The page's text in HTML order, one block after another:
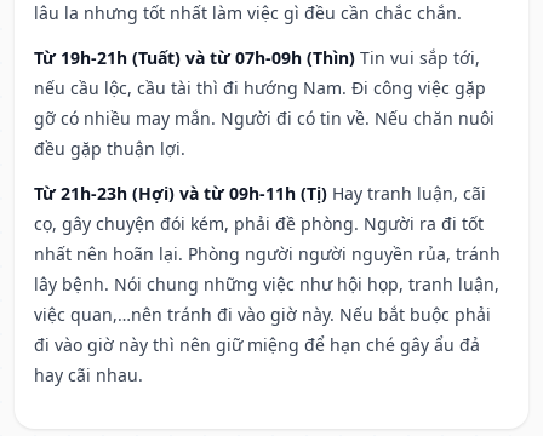
lâu la nhưng tốt nhất làm việc gì đều cần chắc chắn.
Từ 19h-21h (Tuất) và từ 07h-09h (Thìn) Tin vui sắp tới,
nếu cầu lộc, cầu tài thì đi hướng Nam. Đi công việc gặp
gỡ có nhiều may mắn. Người đi có tin về. Nếu chăn nuôi
đều gặp thuận lợi.
Từ 21h-23h (Hợi) và từ 09h-11h (Tị) Hay tranh luận, cãi
cọ, gây chuyện đói kém, phải đề phòng. Người ra đi tốt
nhất nên hoãn lại. Phòng người người nguyền rủa, tránh
lây bệnh. Nói chung những việc như hội họp, tranh luận,
việc quan,…nên tránh đi vào giờ này. Nếu bắt buộc phải
đi vào giờ này thì nên giữ miệng để hạn ché gây ẩu đả
hay cãi nhau.